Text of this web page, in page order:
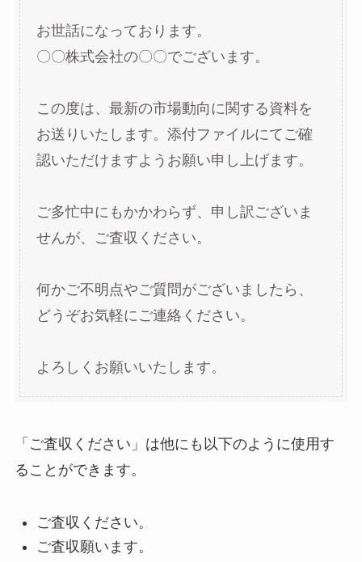
お世話になっております。
〇〇株式会社の〇〇でございます。
この度は、最新の市場動向に関する資料を
お送りいたします。添付ファイルにてご確
認いただけますようお願い申し上げます。
ご多忙中にもかかわらず、申し訳ございま
せんが、ご査収ください。
何かご不明点やご質問がございましたら、
どうぞお気軽にご連絡ください。
よろしくお願いいたします。
「ご査収ください」は他にも以下のように使用す
ることができます。
ご査収ください。
ご査収願います。